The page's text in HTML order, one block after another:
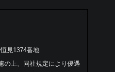
見1374番地
の上、同社規定により優遇